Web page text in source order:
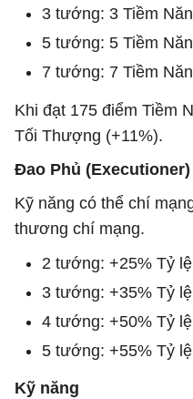
3 tướng: 3 Tiềm
5 tướng: 5 Tiềm
7 tướng: 7 Tiềm
Khi đạt 175 điểm Tiềm
Tối Thượng (+11%).
Đao Phủ (Executioner)
Kỹ năng có thể chí
thương chí mạng.
2 tướng: +25% Tỷ
3 tướng: +35% Tỷ
4 tướng: +50% Tỷ
5 tướng: +55% Tỷ
Kỹ năng